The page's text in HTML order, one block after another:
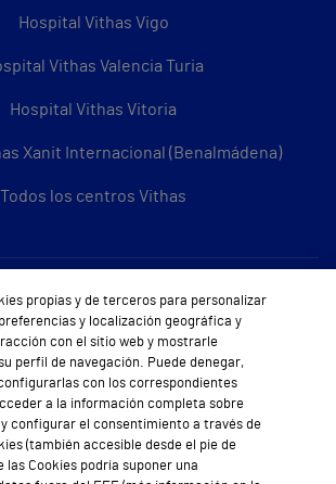
Hospital Vithas Vigo
Vithas Valencia Turia
Hospital Vithas Vitoria
Xanit Internacional (Benalmádena)
Todos los centros Vithas
Sobre Vithas
Quiénes somos
Trabajar en Vithas
Teléfono Cita Médica
Atención al Cliente
propias y de terceros para personalizar
y localización geográfica y
con el sitio web y mostrarle
perfil de navegación. Puede denegar,
con los correspondientes
a la información completa sobre
configurar el consentimiento a través de
(también accesible desde el pie de
las Cookies podría suponer una